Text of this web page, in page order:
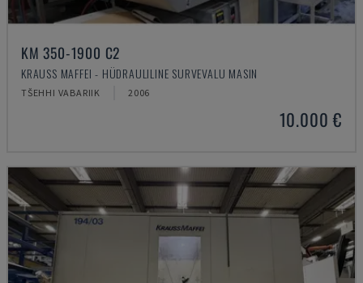
KM 350-1900 C2
KRAUSS MAFFEI - HÜDRAULILINE SURVEVALU MASIN
TŠEHHI VABARIIK 2006
10.000 €